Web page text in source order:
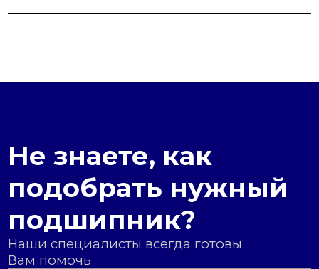
Не знаете, как
подобрать нужный
подшипник?
Наши специалисты всегда готовы
Вам помочь